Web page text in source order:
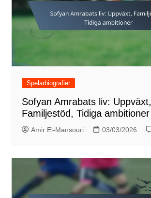
Spelarbiografier
Sofyan Amrabats liv: Uppväxt,
Familjestöd, Tidiga ambitioner
Amir El-Mansouri 03/03/2026